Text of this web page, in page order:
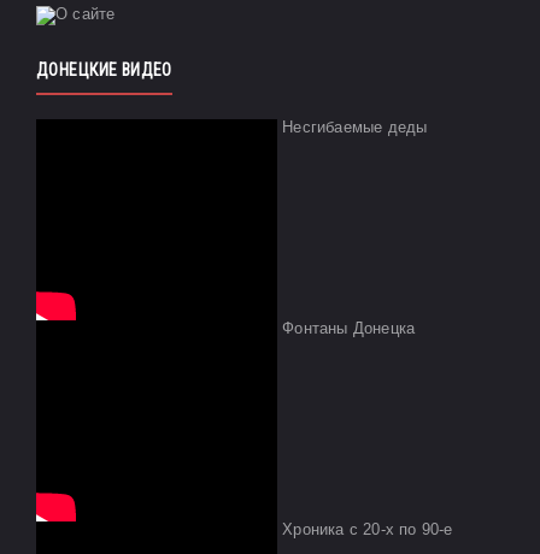
ДОНЕЦКИЕ ВИДЕО
Несгибаемые деды
Фонтаны Донецка
Хроника с 20-х по 90-е